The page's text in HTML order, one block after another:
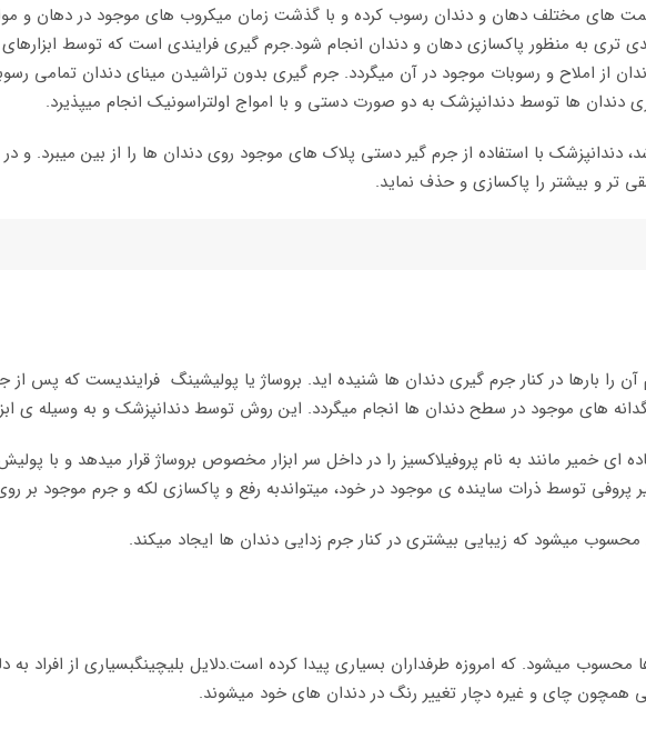
های مختلف دهان و دندان رسوب کرده و با گذشت زمان میکروب های موجود در دهان و
تری به منظور پاکسازی دهان و دندان انجام شود.جرم گیری فرایندی است که توسط
از املاح و رسوبات موجود در آن میگردد. جرم گیری بدون تراشیدن مینای دندان تمامی
دندان ها توسط دندانپزشک به دو صورت دستی و با امواج اولتراسونیک انجام میپذیرد.
دندانپزشک با استفاده از جرم گیر دستی پلاک های موجود روی دندان ها را از بین میبرد. و
تر و بیشتر را پاکسازی و حذف نماید.
آن را بارها در کنار جرم گیری دندان ها شنیده اید. بروساژ یا پولیشینگ فرایندیست که پس
های موجود در سطح دندان ها انجام میگردد. این روش توسط دندانپزشک و به وسیله ی
خمیر مانند به نام پروفیلاکسیز را در داخل سر ابزار مخصوص بروساژ قرار میدهد و با
توسط ذرات ساینده ی موجود در خود، میتواندبه رفع و پاکسازی لکه و جرم موجود بر
محسوب میشود که زیبایی بیشتری در کنار جرم زدایی دندان ها ایجاد میکند.
میشود. که امروزه طرفداران بسیاری پیدا کرده است.دلایل بلیچینگبسیاری از افراد
همچون چای و غیره دچار تغییر رنگ در دندان های خود میشوند.